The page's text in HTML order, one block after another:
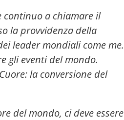
continuo a chiamare il
la provvidenza della
leader mondiali come me.
gli eventi del mondo.
la conversione del
del mondo, ci deve essere